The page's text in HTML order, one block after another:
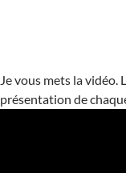
Je vous mets la vidéo.
présentation de